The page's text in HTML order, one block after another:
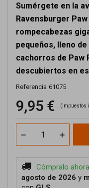
Sumérgete en la
Ravensburger
rompecabezas
pequeños, lleno
cachorros de Paw
descubiertos en
Referencia 61075
9,95 € (impuestos
Cómpralo ahora
agosto de 2026 y